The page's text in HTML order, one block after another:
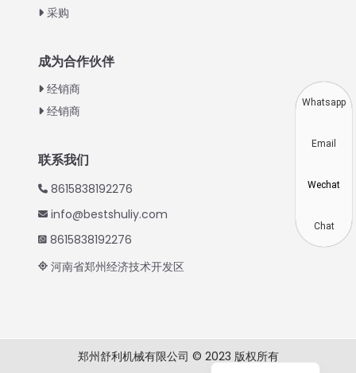
采购
成为合作伙伴
经销商
经销商
联系我们
8615838192276
info@bestshuliy.com
8615838192276
河南省郑州经济技术开发区
郑州舒利机械有限公司 © 2023 版权所有
English
Vietnamese
Whatsapp
Email
Wechat
Chat